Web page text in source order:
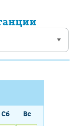
Сб
Вс